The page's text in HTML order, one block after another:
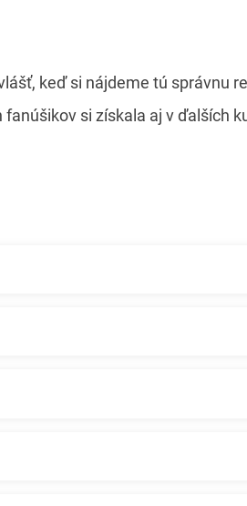
keď si nájdeme tú správnu
si získala aj v ďalších